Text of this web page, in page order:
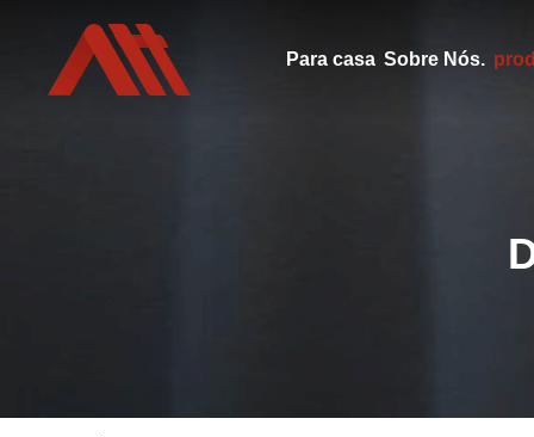
Para casa Sobre Nós.